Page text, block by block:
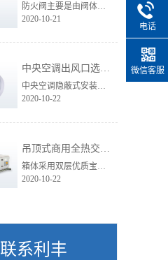
防火阀主要是由阀体和执行机构组成，阀体由壳体、法兰、叶片及叶片联动机构等组成，执行机构由外壳、叶片调节机构、离合器、温度熔断器等组成
2020-10-21
中央空调出风口选择技巧
中央空调隐蔽式安装，管道和室内机隐藏在吊顶中，室内只留出风口，不仅符合人们对于室内装修风格的美观及统一要求，更能让置身其中的人享受到舒适的温度。
2020-10-22
箱体采用双层优质宝钢镀锌板，内聚氨酯发泡，铝合金框架，槽钢底座,外贴付保护膜，防止运输碰撞;
2020-10-22
联系利丰
电话
微信客服